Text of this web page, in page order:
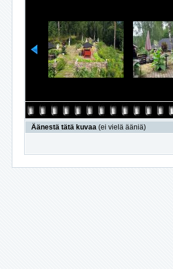
Äänestä tätä kuvaa (ei vielä ääniä)